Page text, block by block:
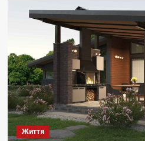
Життя